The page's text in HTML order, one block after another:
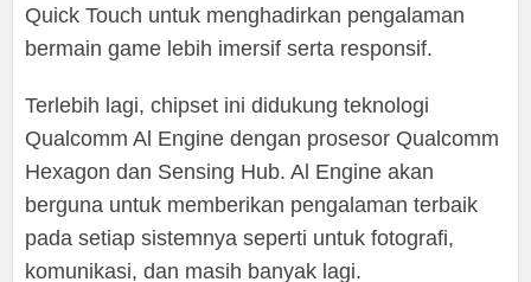
Quick Touch untuk menghadirkan pengalaman
bermain game lebih imersif serta responsif.
Terlebih lagi, chipset ini didukung teknologi
Qualcomm Al Engine dengan prosesor Qualcomm
Hexagon dan Sensing Hub. Al Engine akan
berguna untuk memberikan pengalaman terbaik
pada setiap sistemnya seperti untuk fotografi,
komunikasi, dan masih banyak lagi.